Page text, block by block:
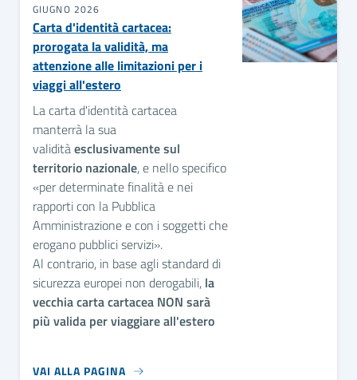
GIUGNO 2026
Carta d'identità cartacea:
prorogata la validità, ma
attenzione alle limitazioni per i
viaggi all'estero
La carta d'identità cartacea
manterrà la sua
validitàesclusivamente sul
territorio nazionale, e nello specifico
«per determinate finalità e nei
rapporti con la Pubblica
Amministrazione e con i soggetti che
erogano pubblici servizi».
Al contrario, in base agli standard di
sicurezza europei non derogabili, la
vecchia carta cartacea NON sarà
più valida per viaggiare all'estero
VAI ALLA PAGINA